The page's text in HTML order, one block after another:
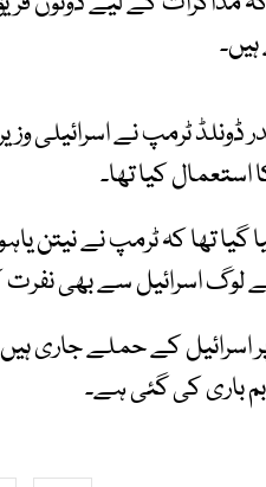
ڈونلڈ ٹرمپ نے اسرائیلی
کیا تھا۔
تھا کہ ٹرمپ نے نیتن یاہو
لوگ اسرائیل سے بھی نفرت
اسرائیل کے حملے جاری
باری کی گئی ہے۔